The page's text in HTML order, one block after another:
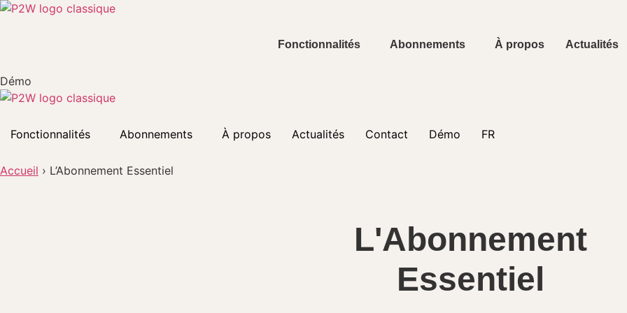
Aller
Fonctionnalités Abonnements À propos Actualités
Démo
Fonctionnalités Abonnements À propos Actualités Contact Démo FR
Accueil › L’Abonnement Essentiel
L'Abonnement
Essentiel